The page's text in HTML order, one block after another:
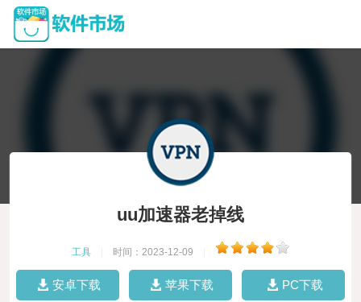
uu加速器老掉线
工具 时间：2023-12-09
安卓下载 苹果下载 PC下载